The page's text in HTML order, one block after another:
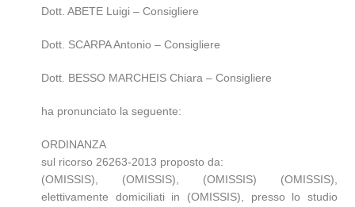
Dott. ABETE Luigi – Consigliere
Dott. SCARPA Antonio – Consigliere
Dott. BESSO MARCHEIS Chiara – Consigliere
ha pronunciato la seguente:
ORDINANZA
sul ricorso 26263-2013 proposto da:
(OMISSIS), (OMISSIS), (OMISSIS) (OMISSIS),
elettivamente domiciliati in (OMISSIS), presso lo studio